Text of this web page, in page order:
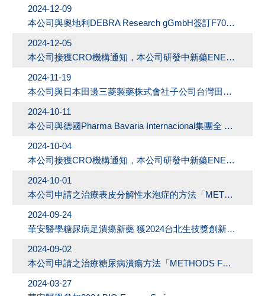
2024-12-09
本公司與奧地利DEBRA Research gGmbH簽訂F703EB合作備忘錄(MOU)
2024-12-05
本公司接獲CRO機構通知，本公司研發中新藥ENERGI-F705PD巴金森氏症口服藥之第一期新藥臨床試驗申請案（IND）已獲衛 生福利部原則同意試驗進行
2024-11-19
本公司與日本田邊三菱製藥株式會社子公司台灣田邊製藥股份有限公司簽訂F703DFU在台灣與東南亞(東協)商業化權利合作備忘錄(MOU)
2024-10-11
本公司與德國Pharma Bavaria Internacional集團全 資子公司PBI Portugal Unipessoal Lda.簽訂專屬授權合約
2024-10-04
本公司接獲CRO機構通知，本公司研發中新藥ENERGI-F705PD巴金森氏症口服藥，已向TFDA申請執行人體一期臨床試驗審查
2024-10-01
本公司申請之治療表皮分解性水泡症的方法「METHOD FOR TREATING EPIDERMOLYSIS BULLOSA」通過經濟部智慧財產局專利核准
2024-09-24
華安醫學糖尿病足潰瘍新藥 獲2024台北生技獎創新技術獎-優等獎
2024-09-02
本公司申請之治療糖尿病潰瘍方法「METHODS FOR TREATING DIABETIC ULCER」通過澳洲國家階段發明專利核准
2024-03-27